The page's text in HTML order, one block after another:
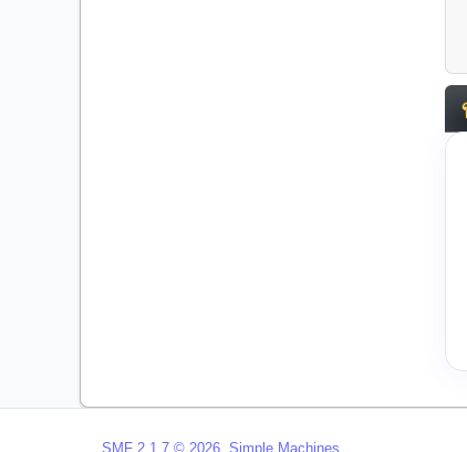
SMF 2.1.7 © 2026 Simple Machines